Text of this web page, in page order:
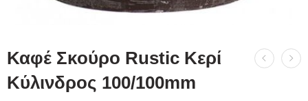
Καφέ Σκούρο Rustic Κερί
Kύλινδρος 100/100mm